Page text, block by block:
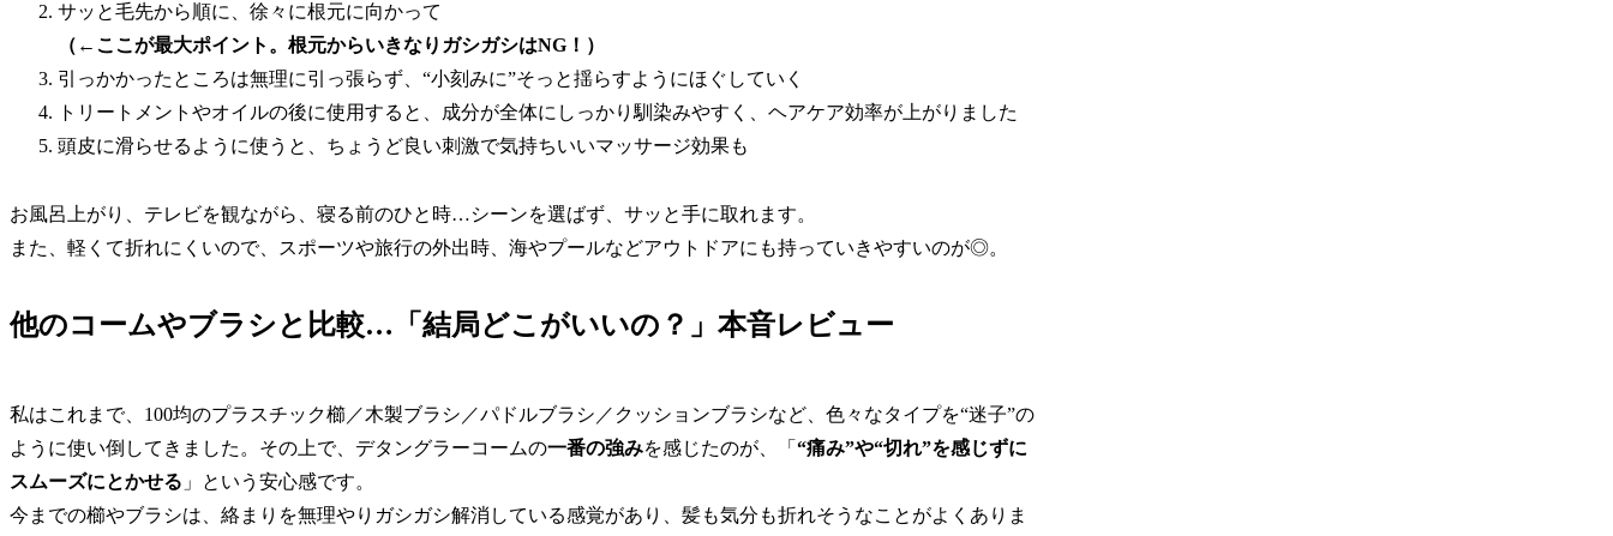
サッと毛先から順に、徐々に根元に向かって
（←ここが最大ポイント。根元からいきなりガシガシはNG！）
引っかかったところは無理に引っ張らず、“小刻みに”そっと揺らすようにほぐしていく
トリートメントやオイルの後に使用すると、成分が全体にしっかり馴染みやすく、ヘアケア効率が上がりました
頭皮に滑らせるように使うと、ちょうど良い刺激で気持ちいいマッサージ効果も
お風呂上がり、テレビを観ながら、寝る前のひと時…シーンを選ばず、サッと手に取れます。
また、軽くて折れにくいので、スポーツや旅行の外出時、海やプールなどアウトドアにも持っていきやすいのが◎。
他のコームやブラシと比較…「結局どこがいいの？」本音レビュー
私はこれまで、100均のプラスチック櫛／木製ブラシ／パドルブラシ／クッションブラシなど、色々なタイプを“迷子”の
ように使い倒してきました。その上で、デタングラーコームの一番の強みを感じたのが、「 “痛み”や“切れ”を感じずに
スムーズにとかせる 」という安心感です。
今までの櫛やブラシは、絡まりを無理やりガシガシ解消している感覚があり、髪も気分も折れそうなことがよくありま